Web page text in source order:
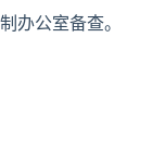
办公室备查。